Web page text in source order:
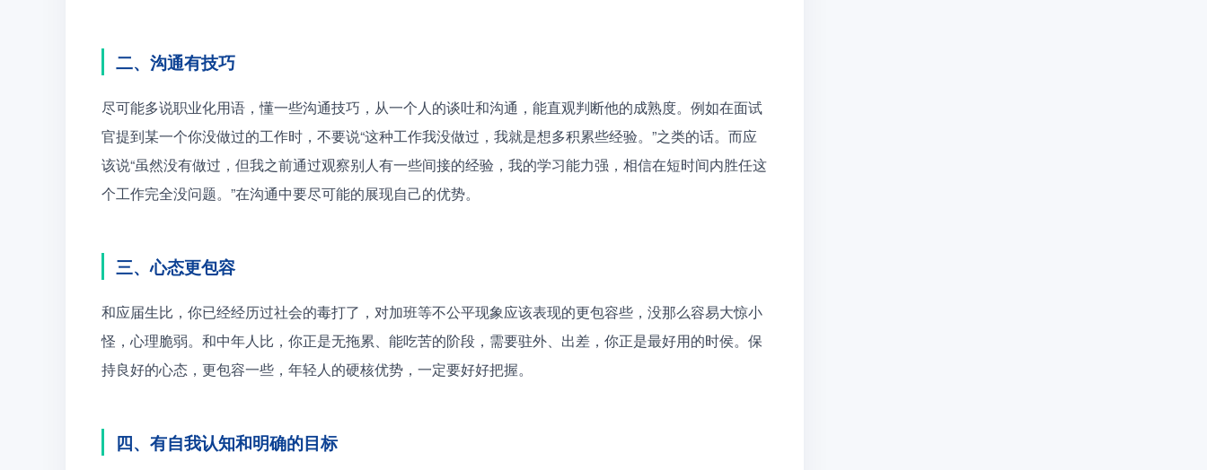
二、沟通有技巧
尽可能多说职业化用语，懂一些沟通技巧，从一个人的谈吐和沟通，能直观判断他的成熟度。例如在面试
官提到某一个你没做过的工作时，不要说“这种工作我没做过，我就是想多积累些经验。”之类的话。而应
该说“虽然没有做过，但我之前通过观察别人有一些间接的经验，我的学习能力强，相信在短时间内胜任这
个工作完全没问题。”在沟通中要尽可能的展现自己的优势。
三、心态更包容
和应届生比，你已经经历过社会的毒打了，对加班等不公平现象应该表现的更包容些，没那么容易大惊小
怪，心理脆弱。和中年人比，你正是无拖累、能吃苦的阶段，需要驻外、出差，你正是最好用的时侯。保
持良好的心态，更包容一些，年轻人的硬核优势，一定要好好把握。
四、有自我认知和明确的目标